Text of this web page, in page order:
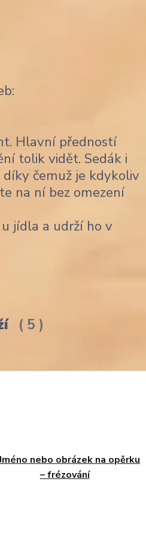
Hlavní předností
tolik vidět. Sedák i
díky čemuž je kdykoliv
na ní bez omezení
jídla a udrží ho v
5